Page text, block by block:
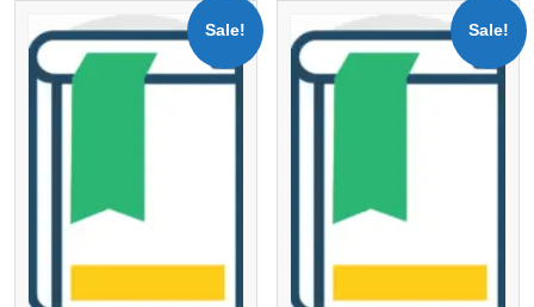
Sale! Sale!